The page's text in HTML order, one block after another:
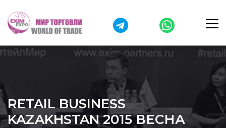
RETAIL BUSINESS
KAZAKHSTAN 2015 ВЕСНА